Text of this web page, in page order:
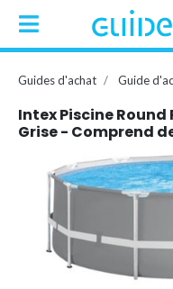
Guides d'achat Guide
Intex Piscine Round
Grise - Comprend